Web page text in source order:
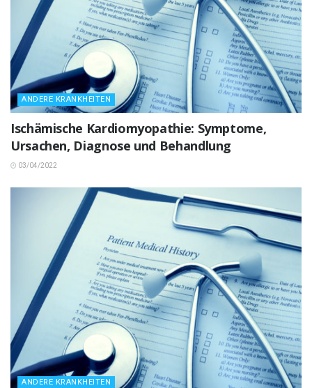
ANDERE KRANKHEITEN
Ischämische Kardiomyopathie: Symptome,
Ursachen, Diagnose und Behandlung
03/04/2022
ANDERE KRANKHEITEN